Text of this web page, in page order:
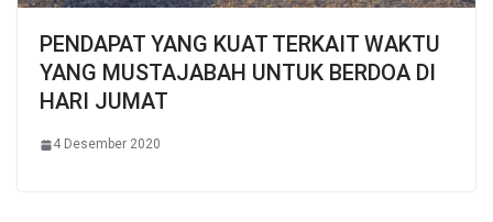
PENDAPAT YANG KUAT TERKAIT WAKTU
YANG MUSTAJABAH UNTUK BERDOA DI
HARI JUMAT
4 Desember 2020